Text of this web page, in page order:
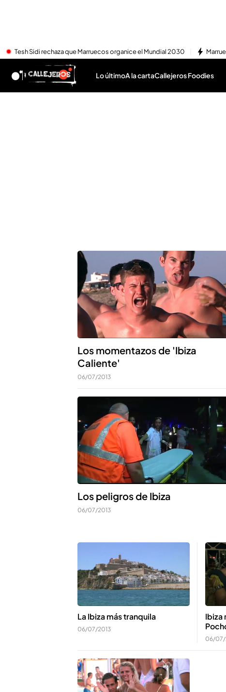
Tesh Sidi rechaza que Marruecos organice el Mundial 2030
Lo últimoA la cartaCallejeros Foodies
Los momentazos de 'Ibiza
Caliente'
06/07/2013
Los peligros de Ibiza
06/07/2013
La Ibiza más tranquila
06/07/2013
Ibiza
06/07/